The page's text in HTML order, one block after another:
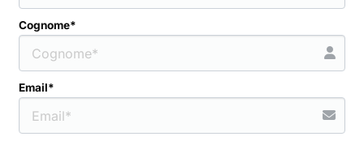
Cognome*
Email*